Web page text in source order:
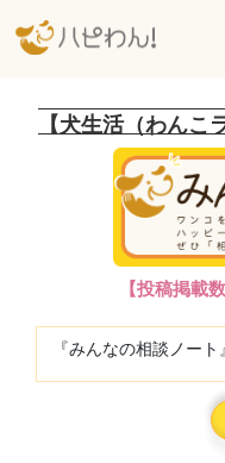
【犬生活（わんこ
【投稿掲載
『みんなの相談ノート